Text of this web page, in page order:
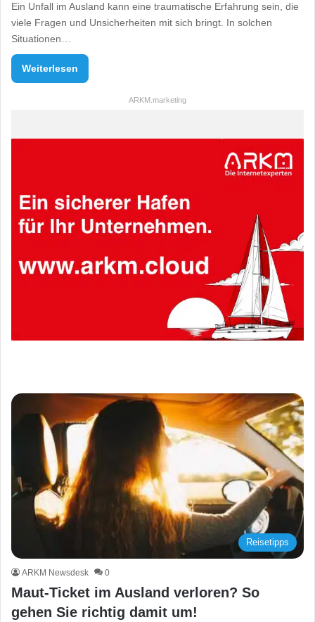
Ein Unfall im Ausland kann eine traumatische Erfahrung sein, die
viele Fragen und Unsicherheiten mit sich bringt. In solchen
Situationen…
Weiterlesen
ARKM.marketing
Reisetipps
ARKM Newsdesk 0
Maut-Ticket im Ausland verloren? So
gehen Sie richtig damit um!